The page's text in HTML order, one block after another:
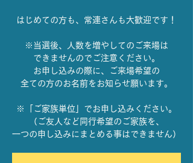
はじめての方も、常連さんも大歓迎です！
※当選後、人数を増やしてのご来場は
できませんのでご注意ください。
お申し込みの際に、ご来場希望の
全ての方のお名前をお知らせ願います。
※「ご家族単位」でお申し込みください。
（ご友人など同行希望のご家族を、
一つの申し込みにまとめる事はできません）